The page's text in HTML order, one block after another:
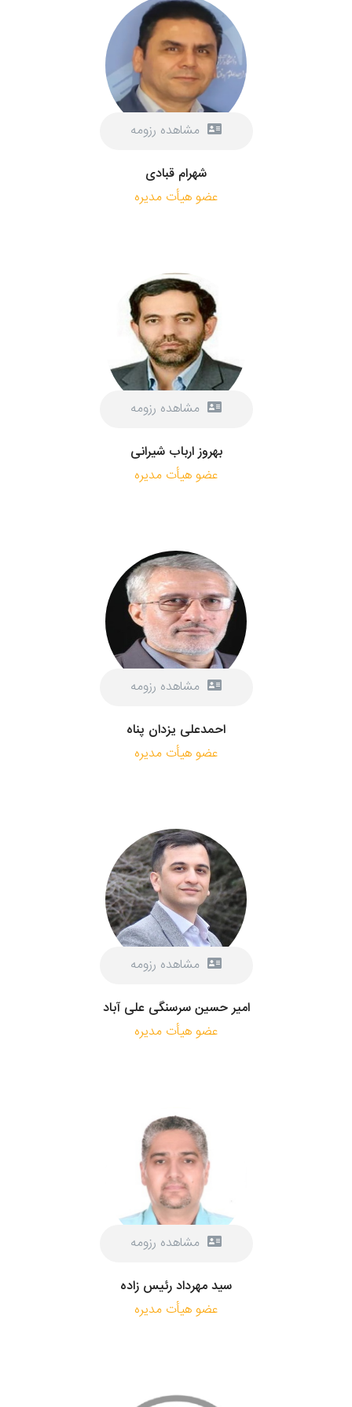
مشاهده رزومه
شهرام قبادی
عضو هیأت مدیره
مشاهده رزومه
بهروز ارباب شیرانی
عضو هیأت مدیره
مشاهده رزومه
احمدعلی یزدان پناه
عضو هیأت مدیره
مشاهده رزومه
امير حسين سرسنگی علی آباد
عضو هیأت مدیره
مشاهده رزومه
سید مهرداد رئیس زاده
عضو هیأت مدیره